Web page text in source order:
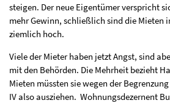
steigen. Der neue Eigentümer verspricht
mehr Gewinn, schließlich sind die Mieten
ziemlich hoch.
Viele der Mieter haben jetzt Angst, sind
mit den Behörden. Die Mehrheit bezieht
Mieten müssten sie wegen der
IV also ausziehen. Wohnungsdezernent